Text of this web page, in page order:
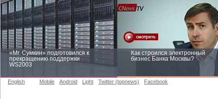
«Mr. Сумкин» подготовился к
прекращению поддержки
WS2003
Как строился электронный
бизнес Банка Москвы?
English Mobile Android Light Twitter (topnews) Facebook